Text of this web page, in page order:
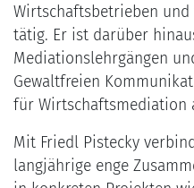
Wirtschaftsbetrieben
tätig. Er ist darüber
Mediationslehrgängen
Gewaltfreien
für Wirtschaftsmediation
Mit Friedl Pistecky
langjährige enge